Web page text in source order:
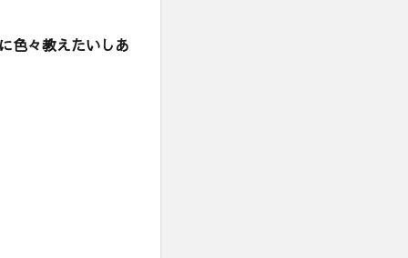
色々教えたいしあ